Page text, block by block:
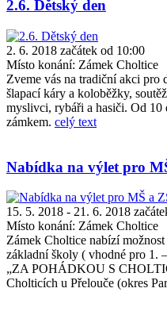
2.6. Dětský den
2. 6. 2018 začátek od 10:00
Místo konání: Zámek Choltice
Zveme vás na tradiční akci
šlapací káry a koloběžky,
myslivci, rybáři a hasiči. Od 10
zámkem. celý text
Nabídka na výlet pro
15. 5. 2018 - 21. 6. 2018
Místo konání: Zámek Choltice
Zámek Choltice nabízí
základní školy ( vhodné pro 1.
„ZA POHÁDKOU S
Cholticích u Přelouče (okres